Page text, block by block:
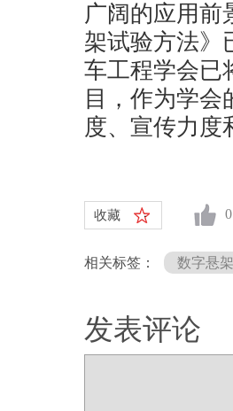
广阔的应用前
架试验方法》
车工程学会已
目，作为学
度、宣传力度
收藏 0
相关标签： 数字悬架
发表评论